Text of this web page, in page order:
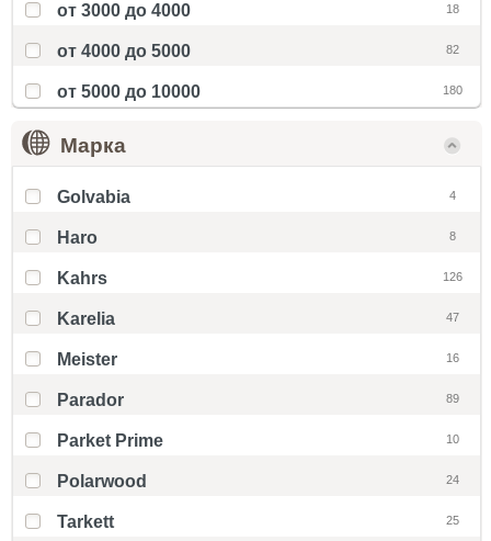
от 3000 до 4000 18
от 4000 до 5000 82
от 5000 до 10000 180
Марка
Golvabia 4
Haro 8
Kahrs 126
Karelia 47
Meister 16
Parador 89
Parket Prime 10
Polarwood 24
Tarkett 25